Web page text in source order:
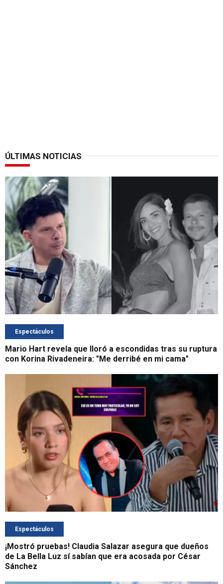
ÚLTIMAS NOTICIAS
Espectáculos
Mario Hart revela que lloró a escondidas tras su ruptura
con Korina Rivadeneira: "Me derribé en mi cama"
Espectáculos
¡Mostró pruebas! Claudia Salazar asegura que dueños
de La Bella Luz sí sabían que era acosada por César
Sánchez